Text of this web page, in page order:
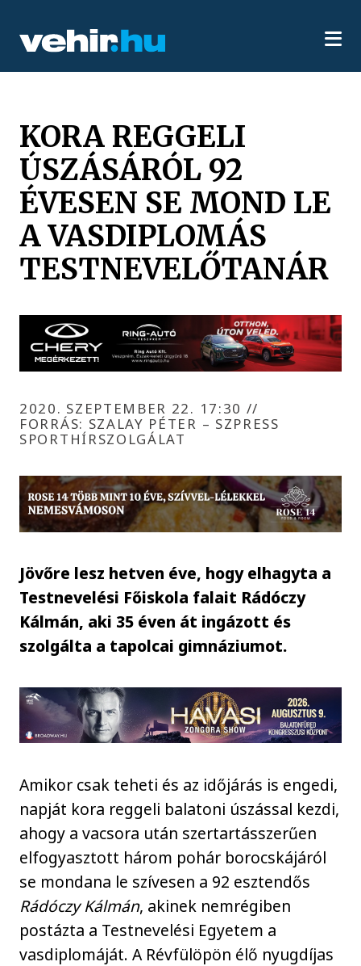
KORA REGGELI
ÚSZÁSÁRÓL 92
ÉVESEN SE MOND LE
A VASDIPLOMÁS
TESTNEVELŐTANÁR
2020. SZEPTEMBER 22. 17:30 //
FORRÁS: SZALAY PÉTER – SZPRESS
SPORTHÍRSZOLGÁLAT
Jövőre lesz hetven éve, hogy elhagyta a
Testnevelési Főiskola falait Rádóczy
Kálmán, aki 35 éven át ingázott és
szolgálta a tapolcai gimnáziumot.
Amikor csak teheti és az időjárás is engedi,
napját kora reggeli balatoni úszással kezdi,
ahogy a vacsora után szertartásszerűen
elfogyasztott három pohár borocskájáról
se mondana le szívesen a 92 esztendős
Rádóczy Kálmán, akinek nemrégiben
postázta a Testnevelési Egyetem a
vasdiplomáját. A Révfülöpön élő nyugdíjas